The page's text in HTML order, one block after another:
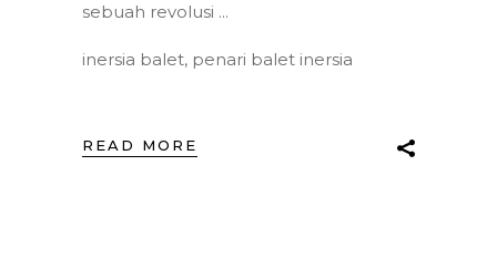
sebuah revolusi
inersia balet, penari balet inersia
READ MORE